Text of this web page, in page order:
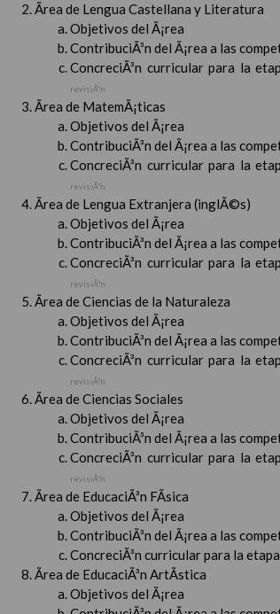
Ãrea de Lengua Castellana y Literatura
Objetivos del Ã¡rea
ContribuciÃ³n del Ã¡rea a las
ConcreciÃ³n curricular para la
revisiÃ³n
Ãrea de MatemÃ¡ticas
Objetivos del Ã¡rea
ContribuciÃ³n del Ã¡rea a las
ConcreciÃ³n curricular para la
revisiÃ³n
Ãrea de Lengua Extranjera (inglÃ©s)
Objetivos del Ã¡rea
ContribuciÃ³n del Ã¡rea a las
ConcreciÃ³n curricular para la
revisiÃ³n
Ãrea de Ciencias de la Naturaleza
Objetivos del Ã¡rea
ContribuciÃ³n del Ã¡rea a las
ConcreciÃ³n curricular para la
revisiÃ³n
Ãrea de Ciencias Sociales
Objetivos del Ã¡rea
ContribuciÃ³n del Ã¡rea a las
ConcreciÃ³n curricular para la
revisiÃ³n
Ãrea de EducaciÃ³n FÃ­sica
Objetivos del Ã¡rea
ContribuciÃ³n del Ã¡rea a las
ConcreciÃ³n curricular para la
Ãrea de EducaciÃ³n ArtÃ­stica
Objetivos del Ã¡rea